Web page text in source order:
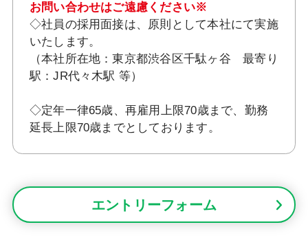
お問い合わせはご遠慮ください※
◇社員の採用面接は、原則として本社にて実施
いたします。
（本社所在地：東京都渋谷区千駄ヶ谷 最寄り
駅：JR代々木駅 等）
◇定年一律65歳、再雇用上限70歳まで、勤務
延長上限70歳までとしております。
エントリーフォーム